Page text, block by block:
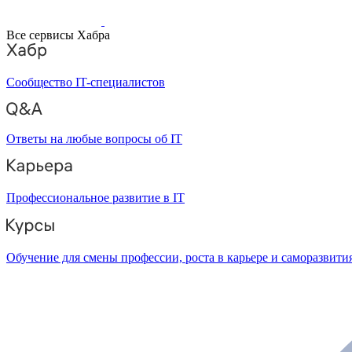
Все сервисы Хабра
Сообщество IT-специалистов
Ответы на любые вопросы об IT
Профессиональное развитие в IT
Обучение для смены профессии, роста в карьере и